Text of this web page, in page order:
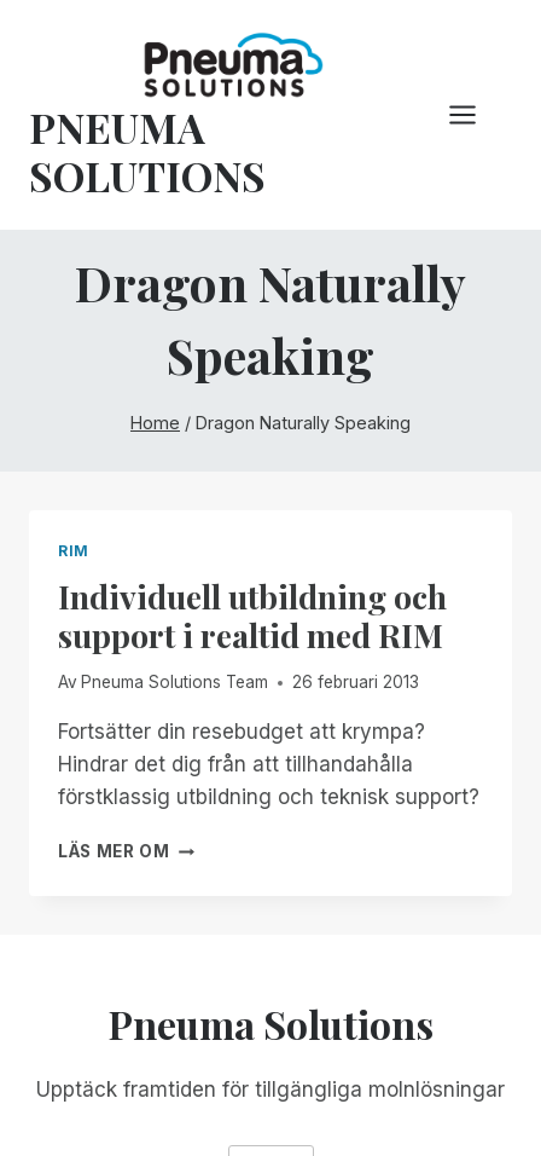
PNEUMA
SOLUTIONS
Dragon Naturally
Speaking
Home / Dragon Naturally Speaking
RIM
Individuell utbildning och
support i realtid med RIM
Av Pneuma Solutions Team 26 februari 2013
Fortsätter din resebudget att krympa?
Hindrar det dig från att tillhandahålla
förstklassig utbildning och teknisk support?
LÄS MER OM
INDIVIDUELL
RIM
Pneuma Solutions
Upptäck framtiden för tillgängliga molnlösningar